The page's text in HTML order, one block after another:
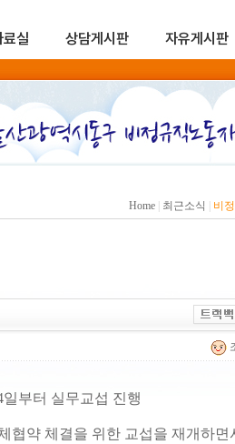
료실 상담게시판 자유게시판
Home 최근소식 비
부터 실무교섭 진행
협약 체결을 위한 교섭을 재개하면